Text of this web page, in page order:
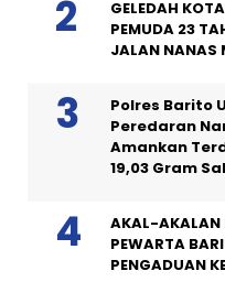
GELEDAH
PEMUDA 23
JALAN NANAS
Polres Barito
Peredaran
Amankan
19,03 Gram
AKAL-AKALAN
PEWARTA
PENGADUAN